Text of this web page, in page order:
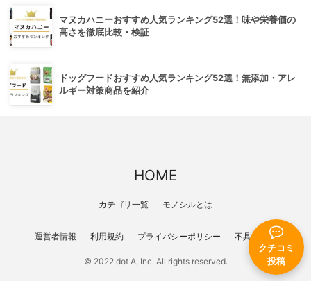
クチコミ
投稿
マヌカハニーおすすめ人気ランキング52選！味や栄養価の
高さを徹底比較・検証
ドッグフードおすすめ人気ランキング52選！無添加・アレ
ルギー対策商品を紹介
HOME
カテゴリ一覧 モノシルとは
運営者情報 利用規約 プライバシーポリシー 不具合報告
© 2022 dot A, Inc. All rights reserved.